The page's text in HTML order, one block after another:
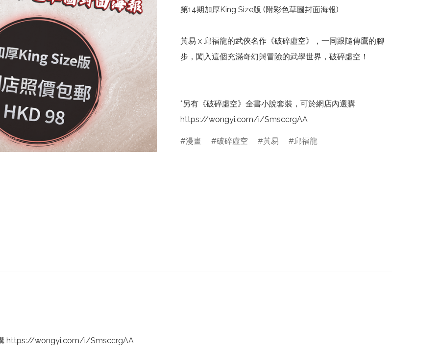
第14期加厚King Size版 (附彩色草圖封面海報)
黃易 x 邱福龍的武俠名作《破碎虛空》，一同跟隨傳鷹的腳
步，闖入這個充滿奇幻與冒險的武學世界，破碎虛空！
*另有《破碎虛空》全書小說套裝，可於網店內選購
https://wongyi.com/i/SmsccrgAA
漫畫 破碎虛空 黃易 邱福龍
https://wongyi.com/i/SmsccrgAA